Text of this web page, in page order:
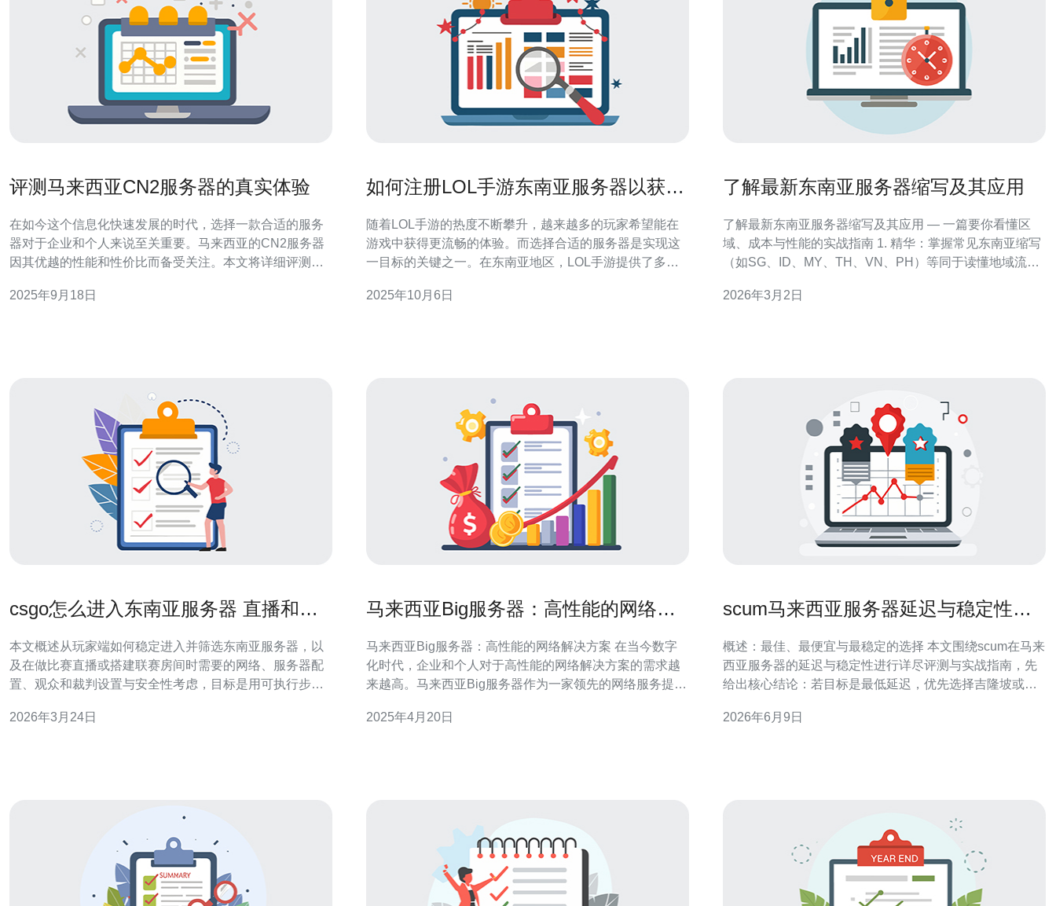
评测马来西亚CN2服务器的真实体验
在如今这个信息化快速发展的时代，选择一款合适的服务
器对于企业和个人来说至关重要。马来西亚的CN2服务器
因其优越的性能和性价比而备受关注。本文将详细评测马
您需求的服务器方案。 什么是CN2服务器？ CN2服务器是
2025年9月18日
如何注册LOL手游东南亚服务器以获得
随着LOL手游的热度不断攀升，越来越多的玩家希望能在
游戏中获得更流畅的体验。而选择合适的服务器是实现这
一目标的关键之一。在东南亚地区，LOL手游提供了多个
亚服务器，以获得最佳游戏体验。 首先，了解LOL手游的
2025年10月6日
了解最新东南亚服务器缩写及其应用
了解最新东南亚服务器缩写及其应用 — 一篇要你看懂区
域、成本与性能的实战指南 1. 精华：掌握常见东南亚缩写
（如SG、ID、MY、TH、VN、PH）等同于读懂地域流量
AWS ap-southeast-1为新加坡、ap-southeast-3为雅加
2026年3月2日
csgo怎么进入东南亚服务器 直播和联
本文概述从玩家端如何稳定进入并筛选东南亚服务器，以
及在做比赛直播或搭建联赛房间时需要的网络、服务器配
置、观众和裁判设置与安全性考虑，目标是用可执行步骤
证连通性？ 先明确：官方匹配（MM）不能手动点选国
2026年3月24日
马来西亚Big服务器：高性能的网络解
马来西亚Big服务器：高性能的网络解决方案 在当今数字
化时代，企业和个人对于高性能的网络解决方案的需求越
来越高。马来西亚Big服务器作为一家领先的网络服务提供
用户对于网络速度和稳定性的需求。 马来西亚Big服务器
2025年4月20日
scum马来西亚服务器延迟与稳定性全
概述：最佳、最便宜与最稳定的选择 本文围绕scum在马来
西亚服务器的延迟与稳定性进行详尽评测与实战指南，先
给出核心结论：若目标是最低延迟，优先选择吉隆坡或邻
或云主机；若目标是最便宜的方案，可以考虑区域
2026年6月9日